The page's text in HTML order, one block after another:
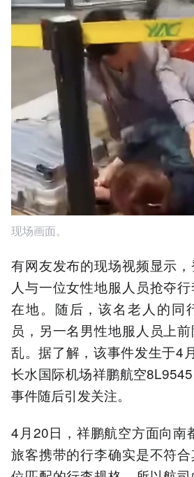
现场画面。
有网友发布的现场视频显示
人与一位女性地服人员抢夺
在地。随后，该名老人的同
员，另一名男性地服人员上
乱。据了解，该事件发生于4
长水国际机场祥鹏航空
事件随后引发关注。
4月20日，祥鹏航空方面向南
旅客携带的行李确实是不符